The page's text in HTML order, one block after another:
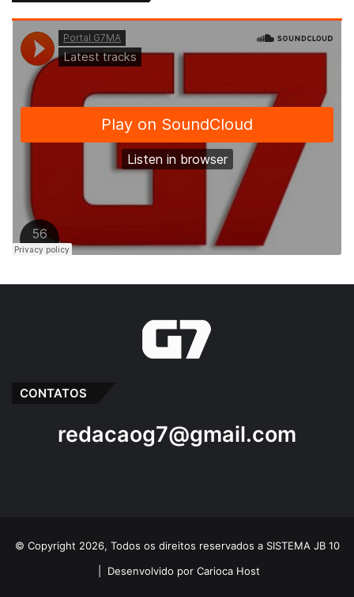
CONTATOS
redacaog7@gmail.com
© Copyright 2026, Todos os direitos reservados a SISTEMA JB 10
Desenvolvido por Carioca Host